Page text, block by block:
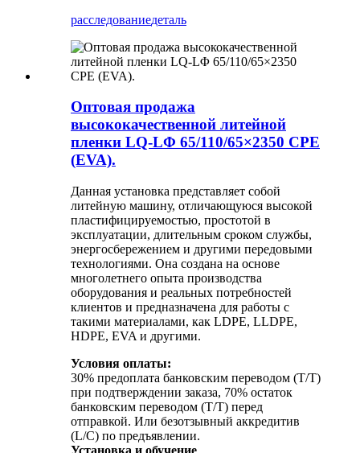
расследованиедеталь
Оптовая продажа
высококачественной литейной
пленки LQ-LΦ 65/110/65×2350 CPE
(EVA).
Данная установка представляет собой
литейную машину, отличающуюся высокой
пластифицируемостью, простотой в
эксплуатации, длительным сроком службы,
энергосбережением и другими передовыми
технологиями. Она создана на основе
многолетнего опыта производства
оборудования и реальных потребностей
клиентов и предназначена для работы с
такими материалами, как LDPE, LLDPE,
HDPE, EVA и другими.
Условия оплаты:
30% предоплата банковским переводом (T/T)
при подтверждении заказа, 70% остаток
банковским переводом (T/T) перед
отправкой. Или безотзывный аккредитив
(L/C) по предъявлении.
Установка и обучение